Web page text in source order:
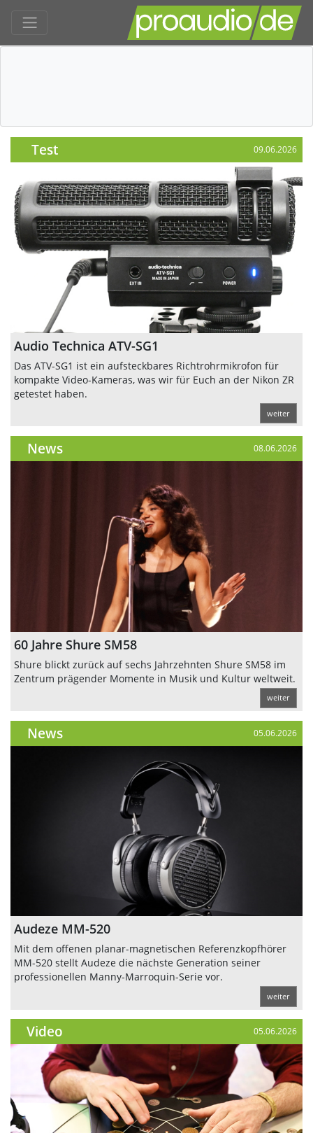
Test 09.06.2026
Audio Technica ATV-SG1
Das ATV-SG1 ist ein aufsteckbares Richtrohrmikrofon für
kompakte Video-Kameras, was wir für Euch an der Nikon ZR
getestet haben.
weiter
News 08.06.2026
60 Jahre Shure SM58
Shure blickt zurück auf sechs Jahrzehnten Shure SM58 im
Zentrum prägender Momente in Musik und Kultur weltweit.
weiter
News 05.06.2026
Audeze MM-520
Mit dem offenen planar-magnetischen Referenzkopfhörer
MM-520 stellt Audeze die nächste Generation seiner
professionellen Manny-Marroquin-Serie vor.
weiter
Video 05.06.2026